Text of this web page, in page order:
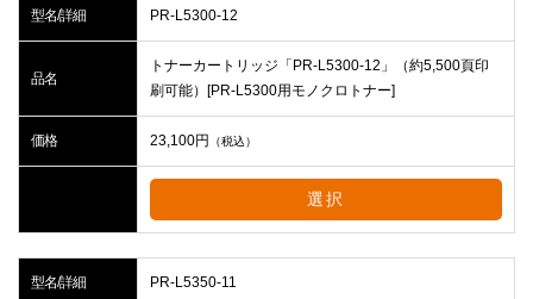
型名/詳細 PR-L5300-12
品名
トナーカートリッジ「PR-L5300-12」（約5,500頁印
刷可能）[PR-L5300用モノクロトナー]
価格 23,100円 （税込）
選択
型名/詳細 PR-L5350-11